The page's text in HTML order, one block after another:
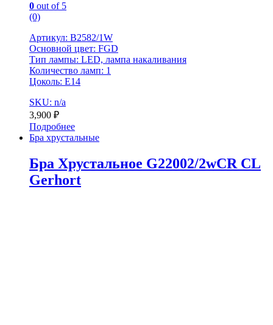
0 out of 5
(0)
Артикул: B2582/1W
Основной цвет: FGD
Тип лампы: LED, лампа накаливания
Количество ламп: 1
Цоколь: Е14
SKU: n/a
3,900 ₽
Подробнее
Бра хрустальные
Бра Хрустальное G22002/2wCR CL
Gerhort